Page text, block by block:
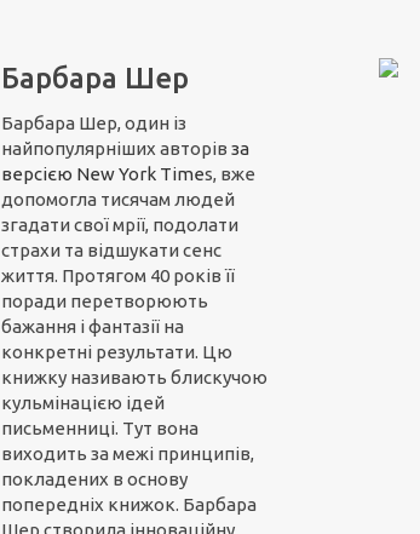
Барбара Шер
Барбара Шер, один із
найпопулярніших авторів за
версією New York Times, вже
допомогла тисячам людей
згадати свої мрії, подолати
страхи та відшукати сенс
життя. Протягом 40 років її
поради перетворюють
бажання і фантазії на
конкретні результати. Цю
книжку називають блискучою
кульмінацією ідей
письменниці. Тут вона
виходить за межі принципів,
покладених в основу
попередніх книжок. Барбара
Шер створила інноваційну